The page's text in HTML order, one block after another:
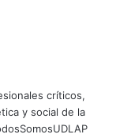
críticos,
y social de la